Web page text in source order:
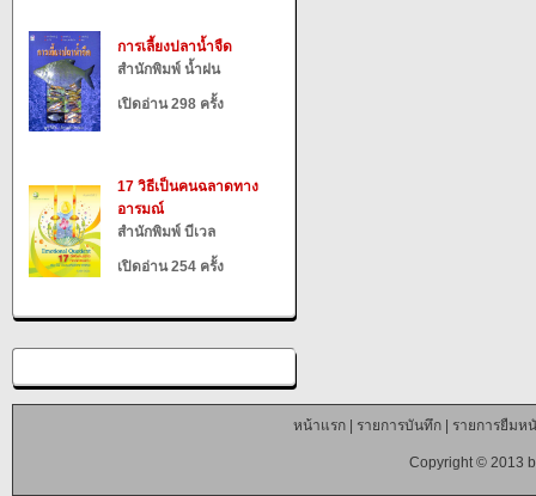
การเลี้ยงปลาน้ำจืด
สำนักพิมพ์ น้ำฝน
เปิดอ่าน 298 ครั้ง
17 วิธีเป็นคนฉลาดทาง
อารมณ์
สำนักพิมพ์ บีเวล
เปิดอ่าน 254 ครั้ง
หน้าแรก| รายการบันทึก| รายการยืมห
Copyright © 2013